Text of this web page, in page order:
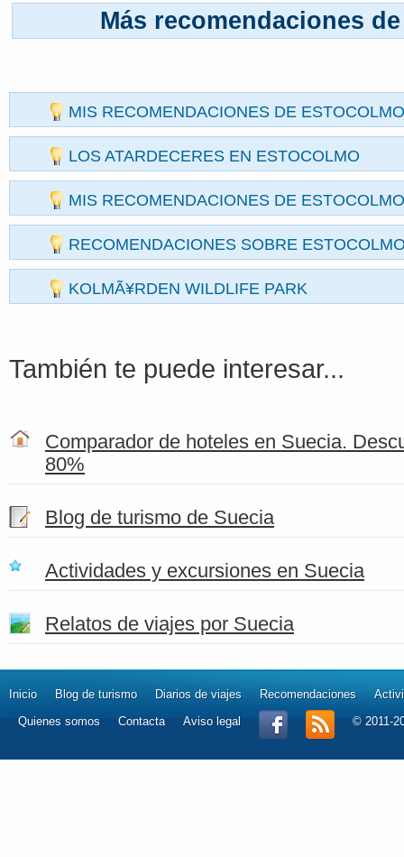
Más recomendaciones
MIS RECOMENDACIONES DE
LOS ATARDECERES EN ESTOCOLMO
MIS RECOMENDACIONES DE
RECOMENDACIONES SOBRE
KOLMÃ¥RDEN WILDLIFE PARK
También te puede interesar...
Comparador de hoteles en Suecia.
80%
Blog de turismo de Suecia
Actividades y excursiones en Suecia
Relatos de viajes por Suecia
Inicio Blog de turismo Diarios de viajes Recomendaciones
Quienes somos
Contacta Aviso legal © 2011-